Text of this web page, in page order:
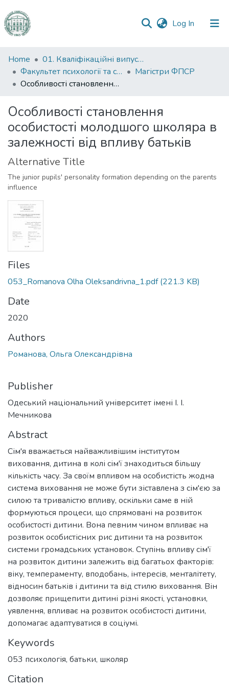
Log In (current)
Communities
&
Collections
Statistics
Home
01. Кваліфікаційні випускні роботи здобувачів вищої освіти
Факультет психології та соціальної роботи
Магістри ФПСР
Особливості становлення особистості молодшого школяра в залежності від впливу батьків
Особливості становлення
особистості молодшого школяра в
залежності від впливу батьків
Alternative Title
The junior pupils' personality formation depending on the parents
influence
Files
053_Romanova Olha Oleksandrivna_1.pdf(221.3 KB)
Date
2020
Authors
Романова, Ольга Олександрівна
Publisher
Одеський національний університет імені І. І.
Мечникова
Abstract
Сім'я вважається найважливішим інститутом
виховання, дитина в колі сім'ї знаходиться більшу
кількість часу. За своїм впливом на особистість жодна
система виховання не може бути зіставлена з сім'єю за
силою та тривалістю впливу, оскільки саме в ній
формуються процеси, що спрямовані на розвиток
особистості дитини. Вона певним чином впливає на
розвиток особистісних рис дитини та на розвиток
системи громадських установок. Ступінь впливу сім'ї
на розвиток дитини залежить від багатьох факторів:
віку, темпераменту, вподобань, інтересів, менталітету,
відносин батьків і дитини та від стилю виховання. Він
дозволяє прищепити дитині різні якості, установки,
уявлення, впливає на розвиток особистості дитини,
допомагає адаптуватися в соціумі.
Keywords
053 психологія, батьки, школяр
Citation